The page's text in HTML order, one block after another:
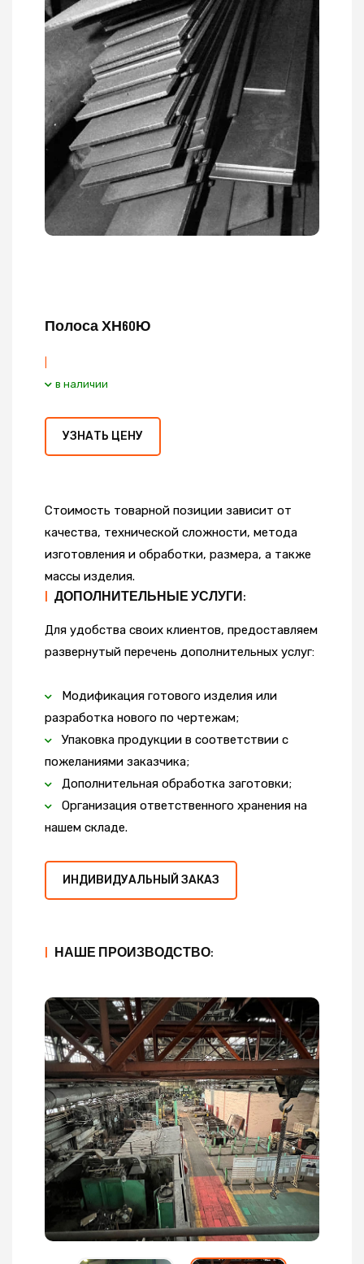
Полоса ХН60Ю
в наличии
УЗНАТЬ ЦЕНУ
Стоимость товарной позиции зависит от
качества, технической сложности, метода
изготовления и обработки, размера, а также
массы изделия.
| ДОПОЛНИТЕЛЬНЫЕ УСЛУГИ:
Для удобства своих клиентов, предоставляем
развернутый перечень дополнительных услуг:
Модификация готового изделия или
разработка нового по чертежам;
Упаковка продукции в соответствии с
пожеланиями заказчика;
Дополнительная обработка заготовки;
Организация ответственного хранения на
нашем складе.
ИНДИВИДУАЛЬНЫЙ ЗАКАЗ
| НАШЕ ПРОИЗВОДСТВО: